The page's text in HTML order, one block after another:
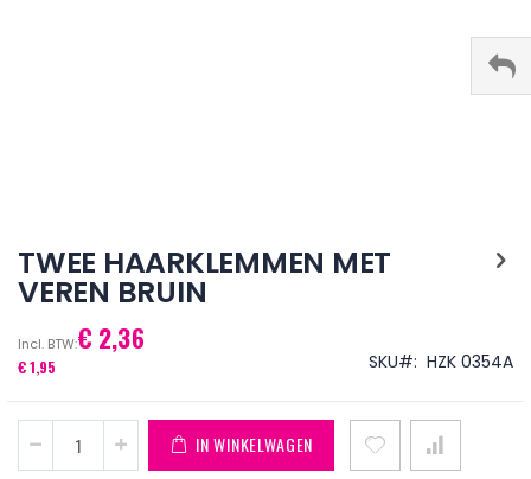
naar
het
begin
de
afbeeldingen-
gallerij
TWEE HAARKLEMMEN MET
VEREN BRUIN
€ 2,36
€ 1,95 SKU HZK 0354A
IN WINKELWAGEN